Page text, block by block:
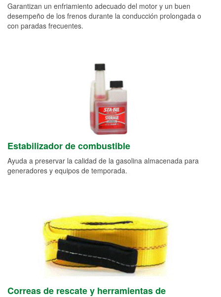
Garantizan un enfriamiento adecuado del motor y un buen
desempeño de los frenos durante la conducción prolongada o
con paradas frecuentes.
Estabilizador de combustible
Ayuda a preservar la calidad de la gasolina almacenada para
generadores y equipos de temporada.
Correas de rescate y herramientas de